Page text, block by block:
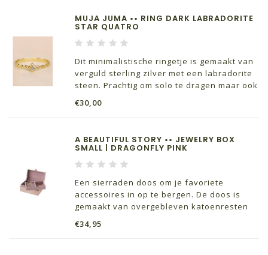
MUJA JUMA •• RING DARK LABRADORITE
STAR QUATRO
Dit minimalistische ringetje is gemaakt van
verguld sterling zilver met een labradorite
steen. Prachtig om solo te dragen maar ook
ringetjes uit de collectie van Muja Juma
€30,00
A BEAUTIFUL STORY •• JEWELRY BOX
SMALL | DRAGONFLY PINK
Een sierraden doos om je favoriete
accessoires in op te bergen. De doos is
gemaakt van overgebleven katoenresten
de buitenkant.
€34,95